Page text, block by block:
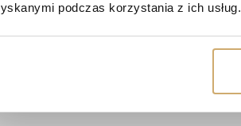
podczas korzystania z ich usług.